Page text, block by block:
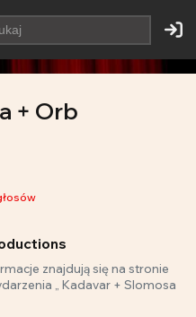
+ Orb
znajdują się na stronie
„ Kadavar + Slomosa